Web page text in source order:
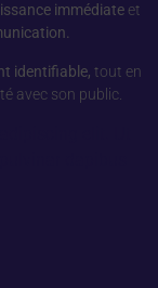
immédiate et
identifiable, tout en
avec son public.